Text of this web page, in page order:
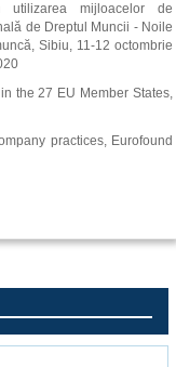
mijloacelor de
de Dreptul Muncii - Noile
Sibiu, 11-12 octombrie
the 27 EU Member States,
practices, Eurofound